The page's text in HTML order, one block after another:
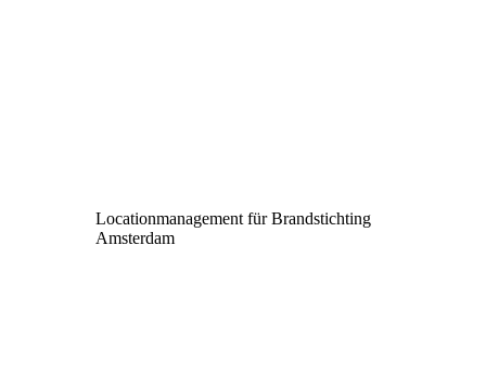
Locationmanagement für Brandstichting
Amsterdam